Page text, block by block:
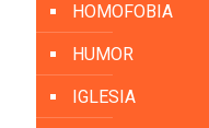
HOMOFOBIA
HUMOR
IGLESIA